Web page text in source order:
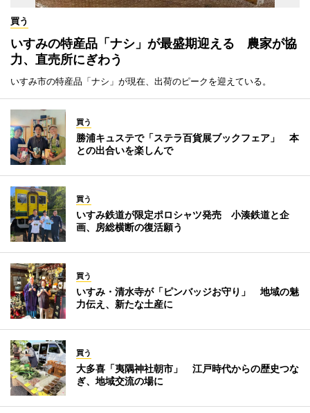
買う
いすみの特産品「ナシ」が最盛期迎える 農家が協
力、直売所にぎわう
いすみ市の特産品「ナシ」が現在、出荷のピークを迎えている。
買う
勝浦キュステで「ステラ百貨展ブックフェア」 本
との出合いを楽しんで
買う
いすみ鉄道が限定ポロシャツ発売 小湊鉄道と企
画、房総横断の復活願う
買う
いすみ・清水寺が「ピンバッジお守り」 地域の魅
力伝え、新たな土産に
買う
大多喜「夷隅神社朝市」 江戸時代からの歴史つな
ぎ、地域交流の場に